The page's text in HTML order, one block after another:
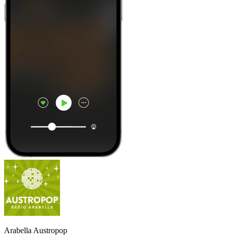
Arabella Austropop